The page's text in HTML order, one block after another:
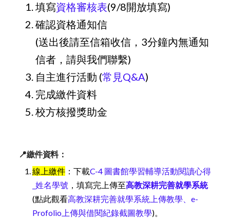
填寫資格審核表(9/8開放填寫)
確認資格通知信
(送出後請至信箱收信，3分鐘內無通知
信者，請與我們聯繫)
自主進行活動 (常見Q&A)
完成繳件資料
校方核撥獎助金
📍繳件資料：
線上繳件：下載C-4 圖書館學習輔導活動閱讀心得
_姓名學號 ，填寫完上傳至高教深耕完善就學系統
(點此觀看高教深耕完善就學系統上傳教學、e-
Profolio上傳與借閱紀錄截圖教學)。